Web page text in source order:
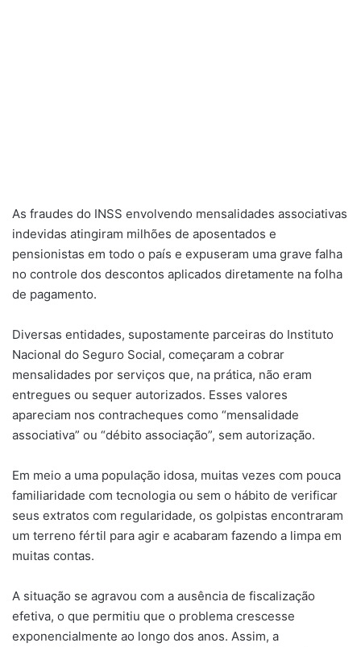
As fraudes do INSS envolvendo mensalidades associativas
indevidas atingiram milhões de aposentados e
pensionistas em todo o país e expuseram uma grave falha
no controle dos descontos aplicados diretamente na folha
de pagamento.
Diversas entidades, supostamente parceiras do Instituto
Nacional do Seguro Social, começaram a cobrar
mensalidades por serviços que, na prática, não eram
entregues ou sequer autorizados. Esses valores
apareciam nos contracheques como “mensalidade
associativa” ou “débito associação”, sem autorização.
Em meio a uma população idosa, muitas vezes com pouca
familiaridade com tecnologia ou sem o hábito de verificar
seus extratos com regularidade, os golpistas encontraram
um terreno fértil para agir e acabaram fazendo a limpa em
muitas contas.
A situação se agravou com a ausência de fiscalização
efetiva, o que permitiu que o problema crescesse
exponencialmente ao longo dos anos. Assim, a